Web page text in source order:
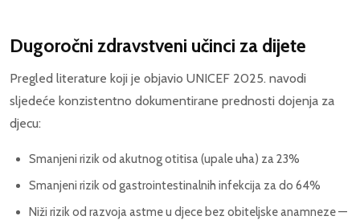
Dugoročni zdravstveni učinci za dijete
Pregled literature koji je objavio UNICEF 2025. navodi
sljedeće konzistentno dokumentirane prednosti dojenja za
djecu:
Smanjeni rizik od akutnog otitisa (upale uha) za 23%
Smanjeni rizik od gastrointestinalnih infekcija za do 64%
Niži rizik od razvoja astme u djece bez obiteljske anamneze —